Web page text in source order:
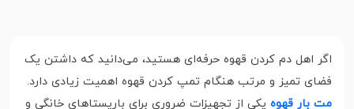
اگر اهل دم کردن قهوه حرفه‌ای هستید، می‌دانید که داشتن یک
فضای تمیز و مرتب هنگام تمپ کردن قهوه اهمیت زیادی دارد.
مت بار قهوه یکی از تجهیزات ضروری برای باریستاهای خانگی و